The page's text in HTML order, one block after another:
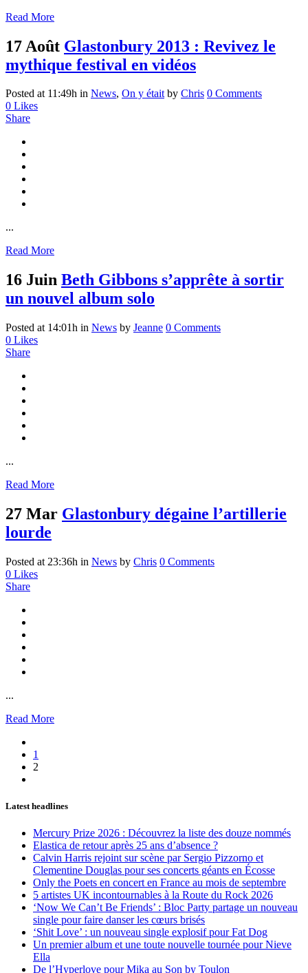
Read More
17 Août Glastonbury 2013 : Revivez le
mythique festival en vidéos
Posted at 11:49h in News, On y était by Chris 0 Comments
0 Likes
Share
...
Read More
16 Juin Beth Gibbons s’apprête à sortir
un nouvel album solo
Posted at 14:01h in News by Jeanne 0 Comments
0 Likes
Share
...
Read More
27 Mar Glastonbury dégaine l’artillerie
lourde
Posted at 23:36h in News by Chris 0 Comments
0 Likes
Share
...
Read More
1
2
Latest headlines
Mercury Prize 2026 : Découvrez la liste des douze nommés
Elastica de retour après 25 ans d’absence ?
Calvin Harris rejoint sur scène par Sergio Pizzorno et
Clementine Douglas pour ses concerts géants en Écosse
Only the Poets en concert en France au mois de septembre
5 artistes UK incontournables à la Route du Rock 2026
‘Now We Can’t Be Friends’ : Bloc Party partage un nouveau
single pour faire danser les cœurs brisés
‘Shit Love’ : un nouveau single explosif pour Fat Dog
Un premier album et une toute nouvelle tournée pour Nieve
Ella
De l’Hyperlove pour Mika au Son by Toulon